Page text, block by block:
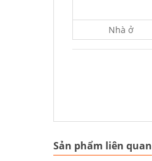
Nhà ở
Sản phẩm liên quan